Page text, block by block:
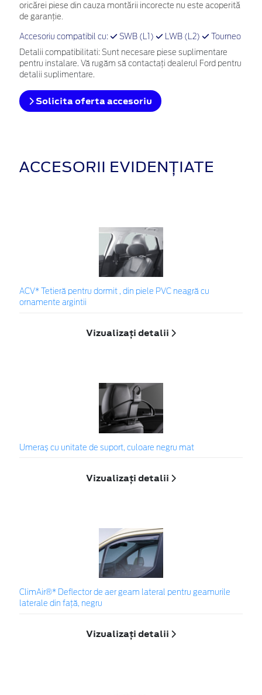
oricărei piese din cauza montării incorecte nu este acoperită
de garanţie.
Accesoriu compatibil cu: SWB (L1) LWB (L2) Tourneo
Detalii compatibilitati: Sunt necesare piese suplimentare
pentru instalare. Vă rugăm să contactați dealerul Ford pentru
detalii suplimentare.
Solicita oferta accesoriu
ACCESORII EVIDENȚIATE
ACV* Tetieră pentru dormit , din piele PVC neagră cu
ornamente argintii
Vizualizați detalii
Umeraș cu unitate de suport, culoare negru mat
Vizualizați detalii
ClimAir®* Deflector de aer geam lateral pentru geamurile
laterale din faţă, negru
Vizualizați detalii